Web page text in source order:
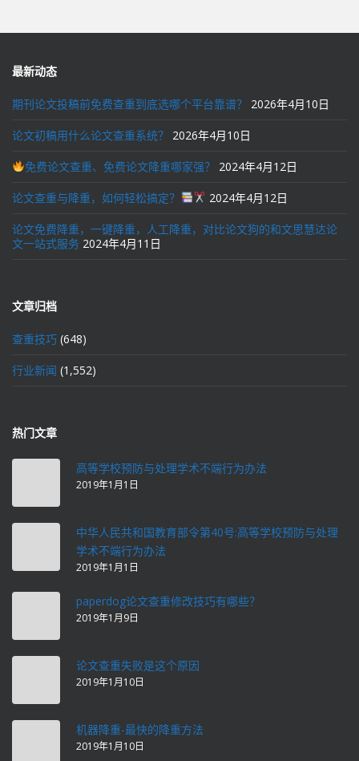
航
最新动态
期刊论文投稿前免费查重到底选哪个平台靠谱？ 2026年4月10日
论文初稿用什么论文查重系统？ 2026年4月10日
免费论文查重、免费论文降重哪家强？ 2024年4月12日
论文查重与降重，如何轻松搞定？ 2024年4月12日
论文免费降重，一键降重，人工降重，对比论文狗的和文思慧达论
文一站式服务 2024年4月11日
文章归档
查重技巧 (648)
行业新闻 (1,552)
热门文章
高等学校预防与处理学术不端行为办法
2019年1月1日
中华人民共和国教育部令第40号:高等学校预防与处理
学术不端行为办法
2019年1月1日
paperdog论文查重修改技巧有哪些？
2019年1月9日
论文查重失败是这个原因
2019年1月10日
机器降重-最快的降重方法
2019年1月10日